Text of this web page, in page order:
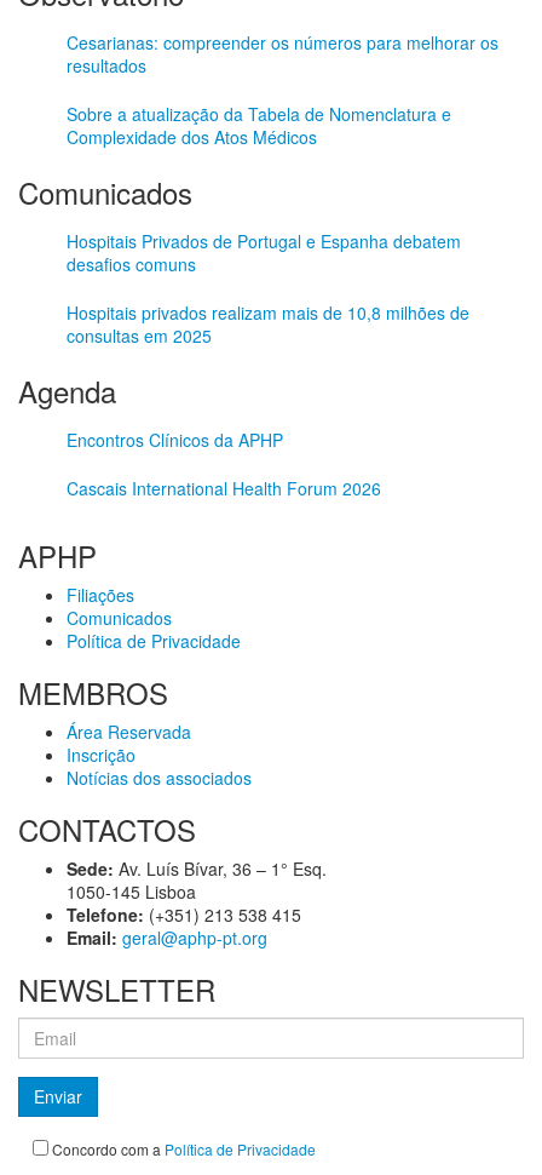
Cesarianas: compreender os números para melhorar os
resultados
Sobre a atualização da Tabela de Nomenclatura e
Complexidade dos Atos Médicos
Comunicados
Hospitais Privados de Portugal e Espanha debatem
desafios comuns
Hospitais privados realizam mais de 10,8 milhões de
consultas em 2025
Agenda
Encontros Clínicos da APHP
Cascais International Health Forum 2026
APHP
Filiações
Comunicados
Política de Privacidade
MEMBROS
Área Reservada
Inscrição
Notícias dos associados
CONTACTOS
Sede: Av. Luís Bívar, 36 – 1° Esq.
1050-145 Lisboa
Telefone: (+351) 213 538 415
Email: geral@aphp-pt.org
NEWSLETTER
Concordo com a Política de Privacidade